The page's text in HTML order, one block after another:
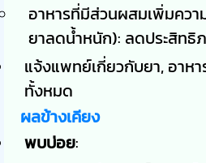
อาหารที่มีส่วนผสมเพิ่มคว
ยาลดน้ำหนัก): ลดประสิทธิ
แจ้งแพทย์เกี่ยวกับยา, อาห
ทั้งหมด
ผลข้างเคียง
พบบ่อย: